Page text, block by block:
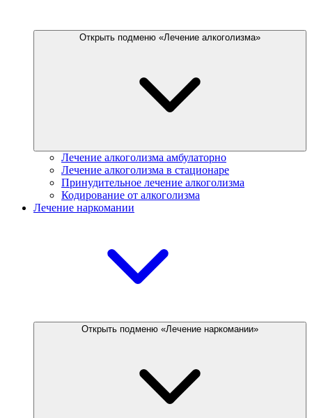
Открыть подменю «Лечение алкоголизма»
Лечение алкоголизма амбулаторно
Лечение алкоголизма в стационаре
Принудительное лечение алкоголизма
Кодирование от алкоголизма
Лечение наркомании
Открыть подменю «Лечение наркомании»